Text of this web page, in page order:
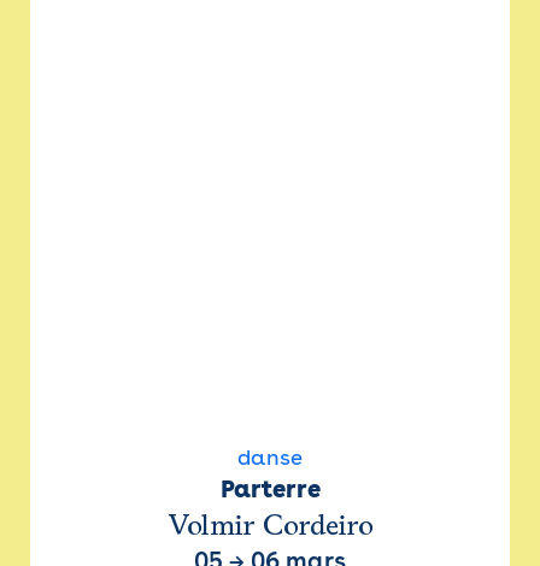
danse
Parterre
Volmir Cordeiro